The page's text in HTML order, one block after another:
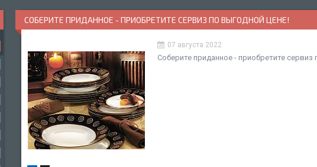
СОБЕРИТЕ ПРИДАННОЕ - ПРИОБРЕТИТЕ СЕРВИЗ ПО ВЫГОДНОЙ ЦЕНЕ!
07 августа 2022
Соберите приданное - приобретите сервиз